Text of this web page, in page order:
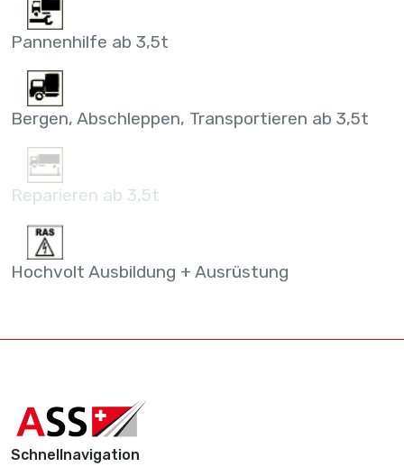
Pannenhilfe ab 3,5t
Bergen, Abschleppen, Transportieren ab 3,5t
Reparieren ab 3,5t
Hochvolt Ausbildung + Ausrüstung
Schnellnavigation